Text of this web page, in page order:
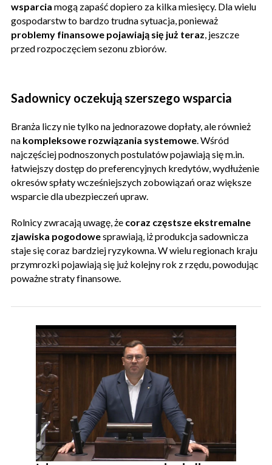
wsparcia mogą zapaść dopiero za kilka miesięcy. Dla wielu
gospodarstw to bardzo trudna sytuacja, ponieważ
problemy finansowe pojawiają się już teraz, jeszcze
przed rozpoczęciem sezonu zbiorów.
Sadownicy oczekują szerszego wsparcia
Branża liczy nie tylko na jednorazowe dopłaty, ale również
na kompleksowe rozwiązania systemowe. Wśród
najczęściej podnoszonych postulatów pojawiają się m.in.
łatwiejszy dostęp do preferencyjnych kredytów, wydłużenie
okresów spłaty wcześniejszych zobowiązań oraz większe
wsparcie dla ubezpieczeń upraw.
Rolnicy zwracają uwagę, że coraz częstsze ekstremalne
zjawiska pogodowesprawiają, iż produkcja sadownicza
staje się coraz bardziej ryzykowna. W wielu regionach kraju
przymrozki pojawiają się już kolejny rok z rzędu, powodując
poważne straty finansowe.